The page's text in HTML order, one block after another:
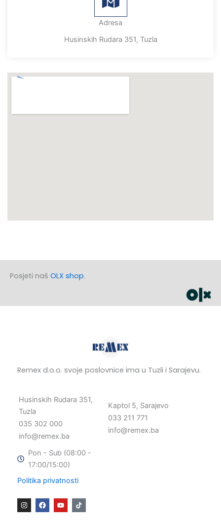
Adresa
Husinskih Rudara 351, Tuzla
Posjeti naš OLX shop.
Remex d.o.o. svoje poslovnice ima u Tuzli i Sarajevu.
Husinskih Rudara 351,
Tuzla
035 302 000
info@remex.ba
Kaptol 5, Sarajevo
033 211 771
info@remex.ba
Pon - Sub (08:00 -
17:00/15:00)
Politika privatnosti
I
n
s
F
a
c
Y
o
u